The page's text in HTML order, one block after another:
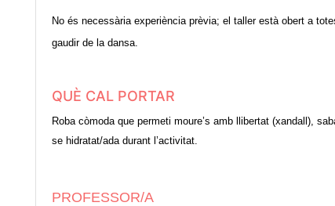
No és necessària experiència prèvia; el taller està obert a
gaudir de la dansa.
QUÈ CAL PORTAR
Roba còmoda que permeti moure’s amb llibertat (xandall),
se hidratat/ada durant l’activitat.
PROFESSOR/A